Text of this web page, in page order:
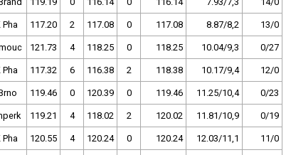
Pha 117.20 2 117.08 0 117.08 8.87/8,2 13/0
121.73 4 118.25 0 118.25 10.04/9,3 0/27
Pha 117.32 6 116.38 2 118.38 10.17/9,4 12/0
119.46 0 120.39 0 119.46 11.25/10,4 0/23
119.21 4 118.02 2 120.02 11.81/10,9 0/19
Pha 120.55 4 120.24 0 120.24 12.03/11,1 11/0